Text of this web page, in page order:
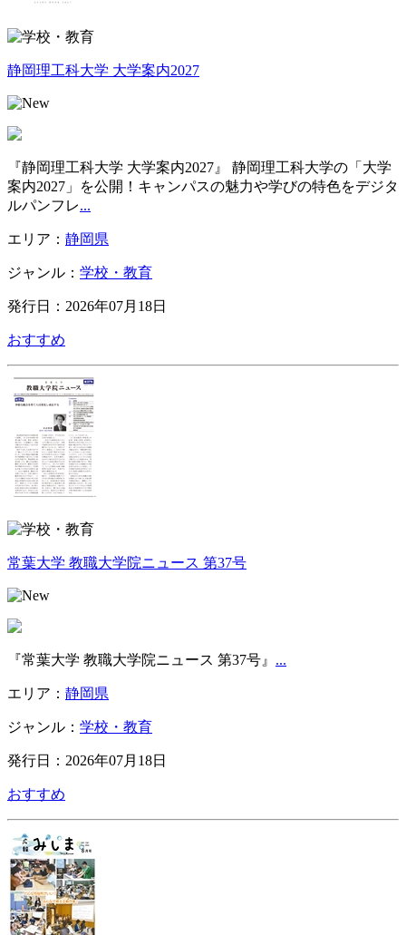
静岡理工科大学 大学案内2027
『静岡理工科大学 大学案内2027』 静岡理工科大学の「大学
案内2027」を公開！キャンパスの魅力や学びの特色をデジタ
ルパンフレ...
エリア： 静岡県
ジャンル： 学校・教育
発行日：2026年07月18日
おすすめ
常葉大学 教職大学院ニュース 第37号
『常葉大学 教職大学院ニュース 第37号』 ...
エリア： 静岡県
ジャンル： 学校・教育
発行日：2026年07月18日
おすすめ